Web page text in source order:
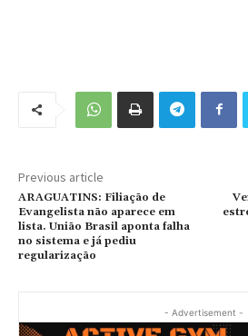
Previous article
ARAGUATINS: Filiação de
Evangelista não aparece em
lista. União Brasil aponta falha
no sistema e já pediu
regularização
- Advertisement -